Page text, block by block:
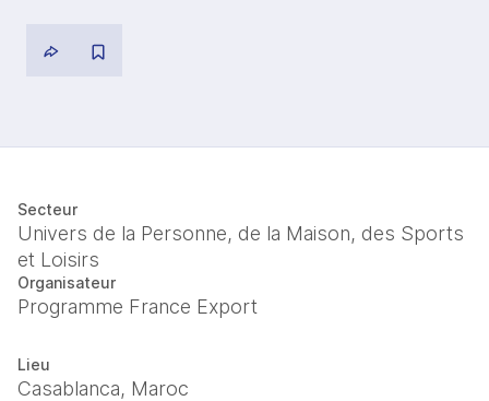
Secteur
Univers de la Personne, de la Maison, des Sports
et Loisirs
Organisateur
Programme France Export
Lieu
Casablanca, Maroc